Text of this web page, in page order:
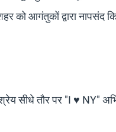
को आगंतुकों द्वारा नापसंद
श्रेय सीधे तौर पर "I ♥ NY"